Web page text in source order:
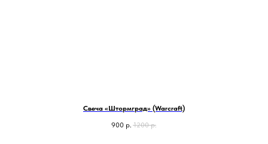
Свеча «Штормград» (Warcraft)
900 р. 1200 р.